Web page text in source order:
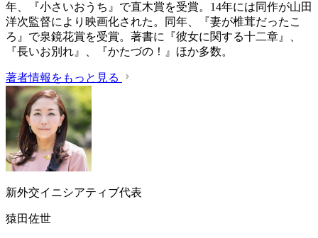
年、『小さいおうち』で直木賞を受賞。14年には同作が山田
洋次監督により映画化された。同年、『妻が椎茸だったこ
ろ』で泉鏡花賞を受賞。著書に『彼女に関する十二章』、
『長いお別れ』、『かたづの！』ほか多数。
著者情報をもっと見る
新外交イニシアティブ代表
猿田佐世